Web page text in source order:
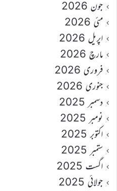
جون 2026
مئی 2026
اپریل 2026
مارچ 2026
فروری 2026
جنوری 2026
دسمبر 2025
نومبر 2025
اکتوبر 2025
ستمبر 2025
اگست 2025
جولائی 2025